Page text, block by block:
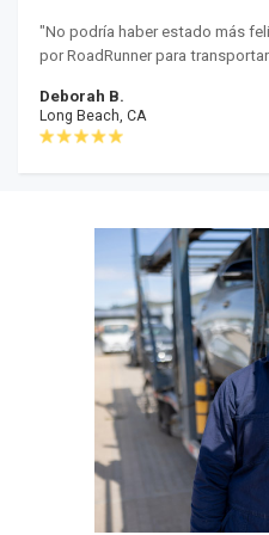
"No podría haber estado más
por RoadRunner para
Deborah B.
Long Beach, CA